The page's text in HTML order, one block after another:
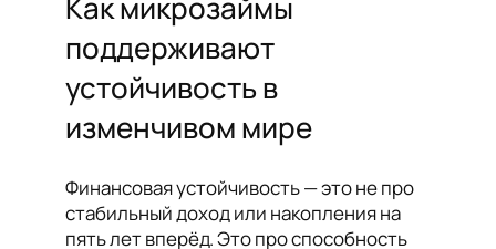
поддерживают
устойчивость в
изменчивом мире
Финансовая устойчивость — это не про
стабильный доход или накопления на
пять лет вперёд. Это про способность